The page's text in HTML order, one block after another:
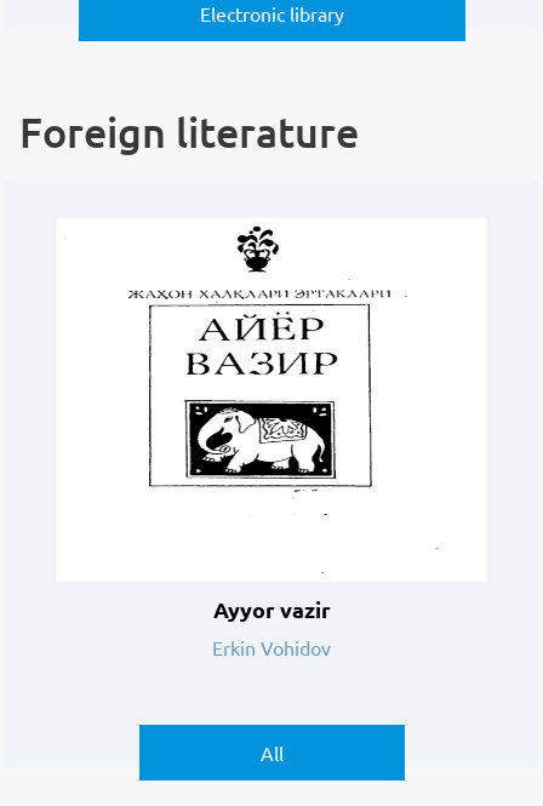
Electronic library
Foreign literature
Ayyor vazir
Erkin Vohidov
All